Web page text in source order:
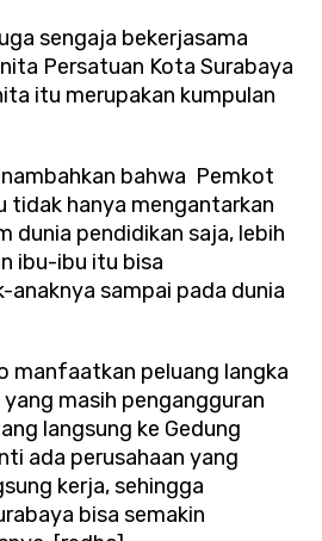
sengaja bekerjasama
Persatuan Kota Surabaya
itu merupakan kumpulan
bahwa Pemkot
tidak hanya mengantarkan
dunia pendidikan saja, lebih
ibu-ibu itu bisa
anaknya sampai pada dunia
manfaatkan peluang langka
yang masih pengangguran
langsung ke Gedung
ada perusahaan yang
kerja, sehingga
bisa semakin